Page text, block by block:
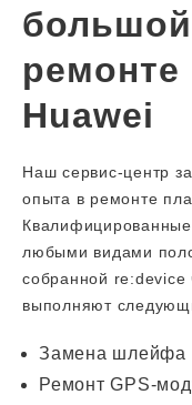
Huawei
Наш сервис-центр
опыта в ремонте
любыми видами
собранной re:device
выполняют
Замена шлейфа
Ремонт GPS-